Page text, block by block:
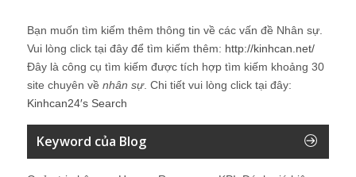
Bạn muốn tìm kiếm thêm thông tin về các vấn đề Nhân sự
Vui lòng click tại đây để tìm kiếm thêm: http://kinhcan.net/
Đây là công cụ tìm kiếm được tích hợp tìm kiếm khoảng 30
site chuyên về nhân sự. Chi tiết vui lòng click tại đây:
Kinhcan24′s Search
Keyword của Blog